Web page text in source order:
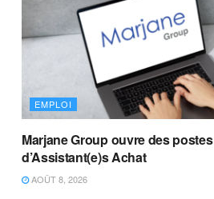
EMPLOI
Marjane Group ouvre des postes
d’Assistant(e)s Achat
AOÛT 8, 2026